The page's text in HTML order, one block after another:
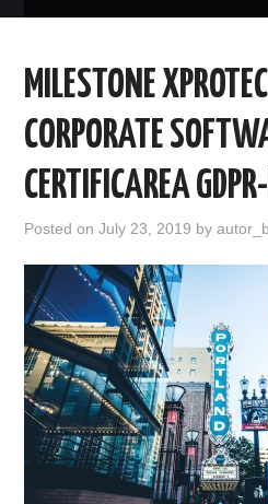
MILESTONE
CORPORATE
CERTIFICAREA
Posted onJuly 23, 2019 by